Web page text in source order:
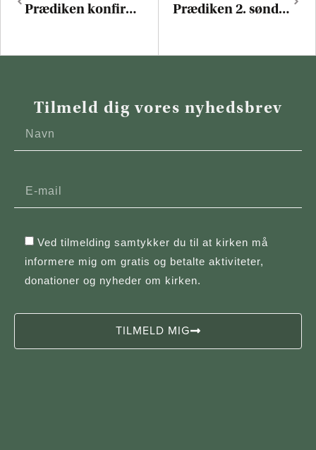
Prædiken konfirmation 1. søndag efter påske Prædiken 2. søndag efter påske
Tilmeld dig vores nyhedsbrev
Ved tilmelding samtykker du til at kirken må
informere mig om gratis og betalte aktiviteter,
donationer og nyheder om kirken.
TILMELD MIG